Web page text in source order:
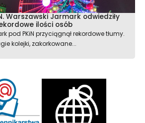
Warszawski Jarmark odwiedziły
ilości osób
pod PKiN przyciągnął rekordowe tłumy.
kolejki, zakorkowane...